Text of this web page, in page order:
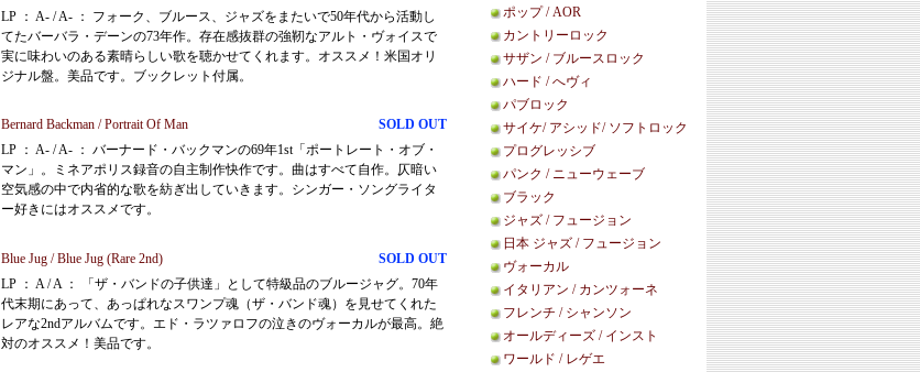
ポップ / AOR
カントリーロック
サザン / ブルースロック
ハード / へヴィ
パブロック
サイケ/ アシッド/ ソフトロック
プログレッシブ
パンク / ニューウェーブ
ブラック
ジャズ / フュージョン
日本 ジャズ / フュージョン
ヴォーカル
イタリアン / カンツォーネ
フレンチ / シャンソン
オールディーズ / インスト
ワールド / レゲエ
LP ： A- / A- ： フォーク、ブルース、ジャズをまたいで50年代から活動し
てたバーバラ・デーンの73年作。存在感抜群の強靭なアルト・ヴォイスで
実に味わいのある素晴らしい歌を聴かせてくれます。オススメ！米国オリ
ジナル盤。美品です。ブックレット付属。
SOLD OUT
Bernard Backman / Portrait Of Man
LP ： A- / A- ： バーナード・バックマンの69年1st「ポートレート・オブ・
マン」。ミネアポリス録音の自主制作快作です。曲はすべて自作。仄暗い
空気感の中で内省的な歌を紡ぎ出していきます。シンガー・ソングライタ
ー好きにはオススメです。
SOLD OUT
Blue Jug / Blue Jug (Rare 2nd)
LP ： A / A ： 「ザ・バンドの子供達」として特級品のブルージャグ。70年
代末期にあって、あっぱれなスワンプ魂（ザ・バンド魂）を見せてくれた
レアな2ndアルバムです。エド・ラツァロフの泣きのヴォーカルが最高。絶
対のオススメ！美品です。